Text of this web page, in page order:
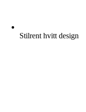
Stilrent hvitt design